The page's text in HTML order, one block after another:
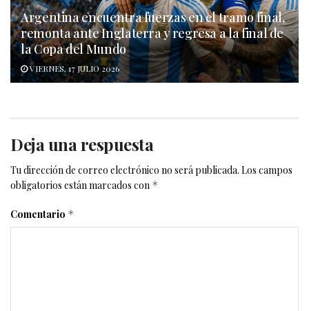
Argentina encuentra fuerzas en el tramo final,
remonta ante Inglaterra y regresa a la final de
la Copa del Mundo
VIERNES, 17 JULIO 2026
Deja una respuesta
Tu dirección de correo electrónico no será publicada. Los campos
obligatorios están marcados con *
Comentario *